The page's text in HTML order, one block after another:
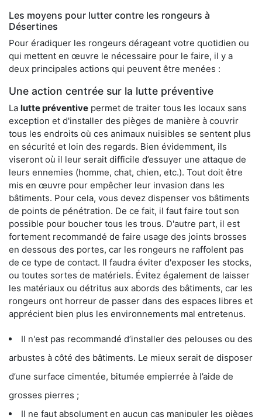
Les moyens pour lutter contre les rongeurs à
Désertines
Pour éradiquer les rongeurs dérageant votre quotidien ou
qui mettent en œuvre le nécessaire pour le faire, il y a
deux principales actions qui peuvent être menées :
Une action centrée sur la lutte préventive
La lutte préventive permet de traiter tous les locaux sans
exception et d'installer des pièges de manière à couvrir
tous les endroits où ces animaux nuisibles se sentent plus
en sécurité et loin des regards. Bien évidemment, ils
viseront où il leur serait difficile d’essuyer une attaque de
leurs ennemies (homme, chat, chien, etc.). Tout doit être
mis en œuvre pour empêcher leur invasion dans les
bâtiments. Pour cela, vous devez dispenser vos bâtiments
de points de pénétration. De ce fait, il faut faire tout son
possible pour boucher tous les trous. D'autre part, il est
fortement recommandé de faire usage des joints brosses
en dessous des portes, car les rongeurs ne raffolent pas
de ce type de contact. Il faudra éviter d'exposer les stocks,
ou toutes sortes de matériels. Évitez également de laisser
les matériaux ou détritus aux abords des bâtiments, car les
rongeurs ont horreur de passer dans des espaces libres et
apprécient bien plus les environnements mal entretenus.
Il n'est pas recommandé d’installer des pelouses ou des
arbustes à côté des bâtiments. Le mieux serait de disposer
d’une surface cimentée, bitumée empierrée à l’aide de
grosses pierres ;
Il ne faut absolument en aucun cas manipuler les pièges